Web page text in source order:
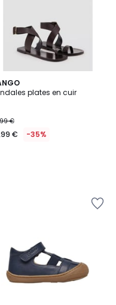
plates en cuir
€
€ -35%